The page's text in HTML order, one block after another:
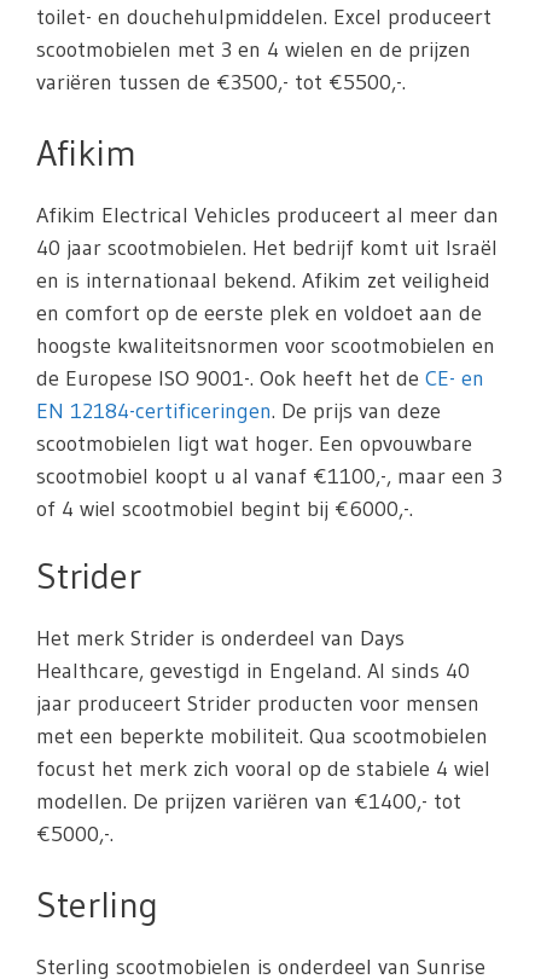
toilet- en douchehulpmiddelen. Excel produceert
scootmobielen met 3 en 4 wielen en de prijzen
variëren tussen de €3500,- tot €5500,-.
Afikim
Afikim Electrical Vehicles produceert al meer dan
40 jaar scootmobielen. Het bedrijf komt uit Israël
en is internationaal bekend. Afikim zet veiligheid
en comfort op de eerste plek en voldoet aan de
hoogste kwaliteitsnormen voor scootmobielen en
de Europese ISO 9001-. Ook heeft het de CE- en
EN 12184-certificeringen. De prijs van deze
scootmobielen ligt wat hoger. Een opvouwbare
scootmobiel koopt u al vanaf €1100,-, maar een 3
of 4 wiel scootmobiel begint bij €6000,-.
Strider
Het merk Strider is onderdeel van Days
Healthcare, gevestigd in Engeland. Al sinds 40
jaar produceert Strider producten voor mensen
met een beperkte mobiliteit. Qua scootmobielen
focust het merk zich vooral op de stabiele 4 wiel
modellen. De prijzen variëren van €1400,- tot
€5000,-.
Sterling
Sterling scootmobielen is onderdeel van Sunrise